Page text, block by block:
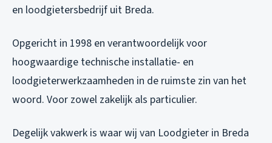
en loodgietersbedrijf uit Breda.
Opgericht in 1998 en verantwoordelijk voor
hoogwaardige technische installatie- en
loodgieterwerkzaamheden in de ruimste zin van het
woord. Voor zowel zakelijk als particulier.
Degelijk vakwerk is waar wij van Loodgieter in Breda